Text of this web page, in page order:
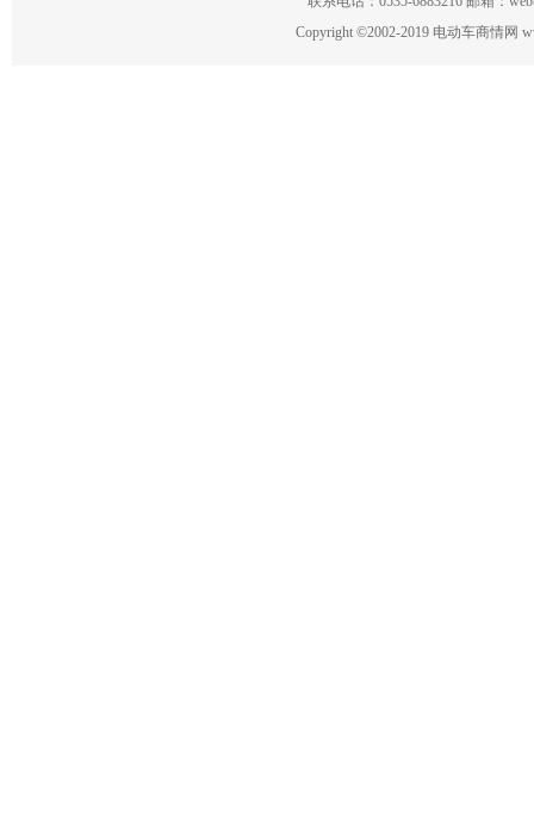
Copyright ©2002-2019 电动车商情网